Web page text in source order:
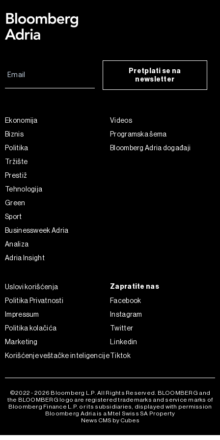
Pretplati se na
newsletter
Ekonomija
Biznis
Politika
Tržište
Prestiž
Tehnologija
Green
Sport
Businessweek Adria
Analiza
Adria Insight
Videos
Programska šema
Bloomberg Adria događaji
Uslovi korišćenja
Politika Privatnosti
Impressum
Politika kolačića
Marketing
Korišćenje veštačke inteligencije
Zapratite nas
Facebook
Instagram
Twitter
Linkedin
Tiktok
©2022 - 2026 Bloomberg L.P. All Rights Reserved. BLOOMBERG and
the BLOOMBERG logo are registered trademarks and service marks of
Bloomberg Finance L.P. or its subsidiaries, displayed with permission
Bloomberg Adria is a Mtel Swiss SA Property
News CMS by Cubes